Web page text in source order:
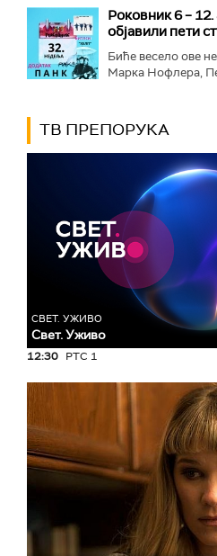
Роковник 6 – 12.
објавили пети
Биће весело ове
Марка Нофлера,
ТВ ПРЕПОРУКА
СВЕТ. УЖИВО
Свет. Уживо
12:30 РТС 1